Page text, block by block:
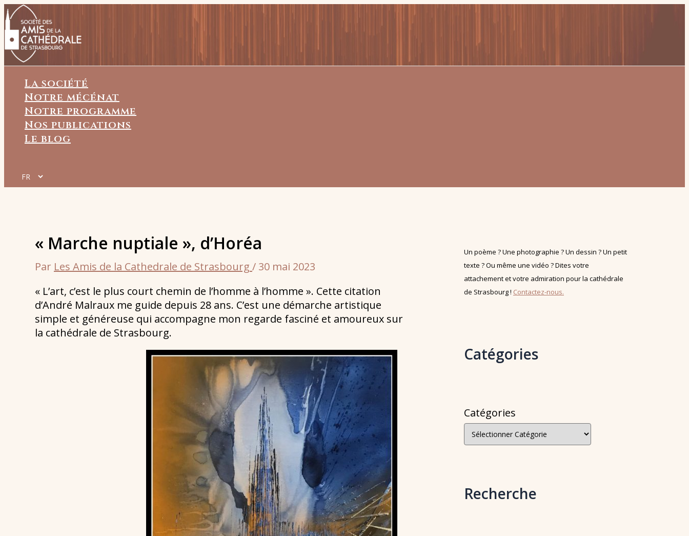
Aller
au
contenu
La société
Notre mécénat
Notre programme
Nos publications
Le blog
Choisir
une
« Marche nuptiale », d’Horéa
Par Les Amis de la Cathedrale de Strasbourg / 30 mai 2023
« L’art, c’est le plus court chemin de l’homme à l’homme ». Cette citation
d’André Malraux me guide depuis 28 ans. C’est une démarche artistique
simple et généreuse qui accompagne mon regarde fasciné et amoureux sur
la cathédrale de Strasbourg.
Un poème ? Une photographie ? Un dessin ? Un petit
texte ? Ou même une vidéo ? Dites votre
attachement et votre admiration pour la cathédrale
de Strasbourg ! Contactez-nous.
Catégories
Catégories
Recherche